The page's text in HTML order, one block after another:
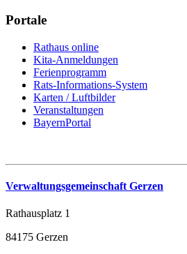
Portale
Rathaus online
Kita-Anmeldungen
Ferienprogramm
Rats-Informations-System
Karten / Luftbilder
Veranstaltungen
BayernPortal
Verwaltungsgemeinschaft Gerzen
Rathausplatz 1
84175 Gerzen